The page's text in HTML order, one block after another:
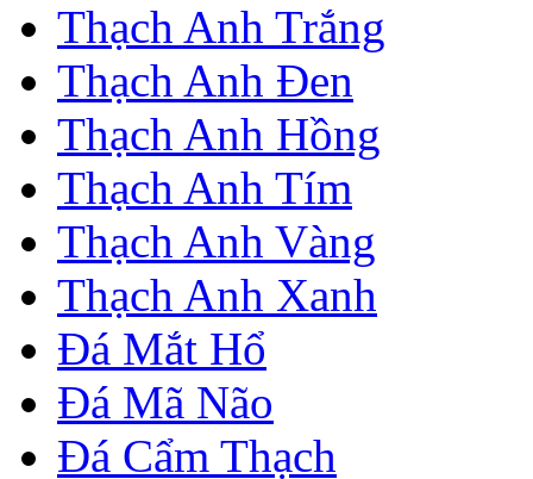
Thạch Anh Trắng
Thạch Anh Đen
Thạch Anh Hồng
Thạch Anh Tím
Thạch Anh Vàng
Thạch Anh Xanh
Đá Mắt Hổ
Đá Mã Não
Đá Cẩm Thạch